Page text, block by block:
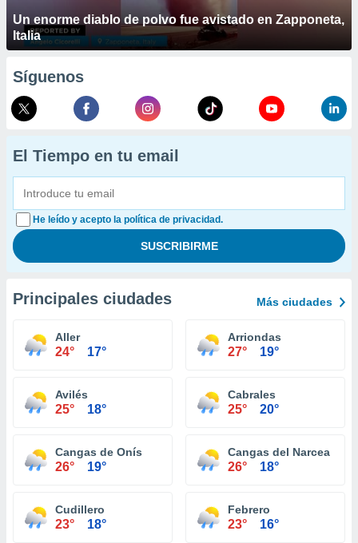
Un enorme diablo de polvo fue avistado en Zapponeta,
Italia
Síguenos
El Tiempo en tu email
He leído y acepto la política de privacidad.
Principales ciudades Más ciudades
Aller
24° 17°
Arriondas
27° 19°
Avilés
25° 18°
Cabrales
25° 20°
Cangas de Onís
26° 19°
Cangas del Narcea
26° 18°
Cudillero
23° 18°
Febrero
23° 16°